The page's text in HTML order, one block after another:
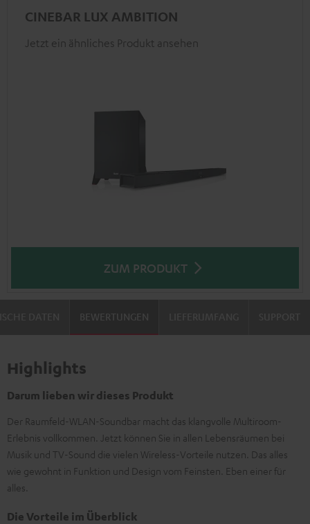
CINEBAR LUX AMBITION
Jetzt ein ähnliches Produkt ansehen
ZUM PRODUKT
BEWERTUNGEN
Highlights
Darum lieben wir dieses Produkt
Der Raumfeld-WLAN-Soundbar macht das klangvolle Multiroom-
Erlebnis vollkommen. Jetzt können Sie in allen Lebensräumen bei
Musik und TV-Sound die vielen Wireless-Vorteile nutzen. Das alles
wie gewohnt in Funktion und Design vom Feinsten. Eben einer für
alles.
Die Vorteile im Überblick